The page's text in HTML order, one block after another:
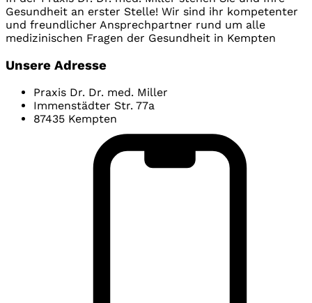
Gesundheit an erster Stelle! Wir sind ihr kompetenter
und freundlicher Ansprechpartner rund um alle
medizinischen Fragen der Gesundheit in Kempten
Unsere Adresse
Praxis Dr. Dr. med. Miller
Immenstädter Str. 77a
87435 Kempten